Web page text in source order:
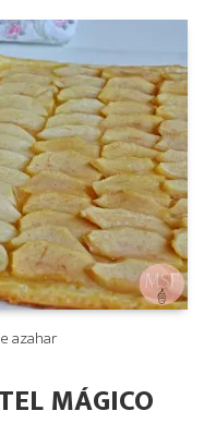
azahar
MÁGICO